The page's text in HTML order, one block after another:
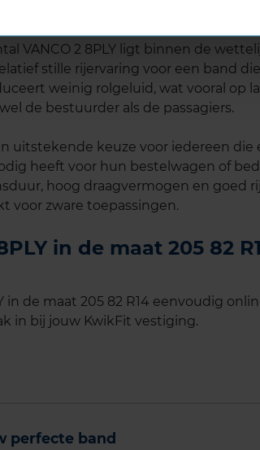
VANCO 2 8PLY ligt binnen de
stille rijervaring voor een band
weinig rolgeluid, wat vooral op
de bestuurder als de passagiers.
uitstekende keuze voor iedereen die
heeft voor hun bestelwagen of
hoog draagvermogen en goed
voor zware toepassingen.
in de maat 205 82
in de maat 205 82 R14 eenvoudig
in bij jouw KwikFit vestiging.
perfecte band